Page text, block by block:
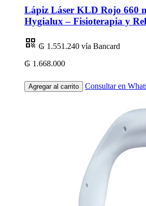
Lápiz Láser KLD Rojo 660
Hygialux – Fisioterapia y
₲ 1.551.240 vía Bancard
₲ 1.668.000
Agregar al carrito Consultar en